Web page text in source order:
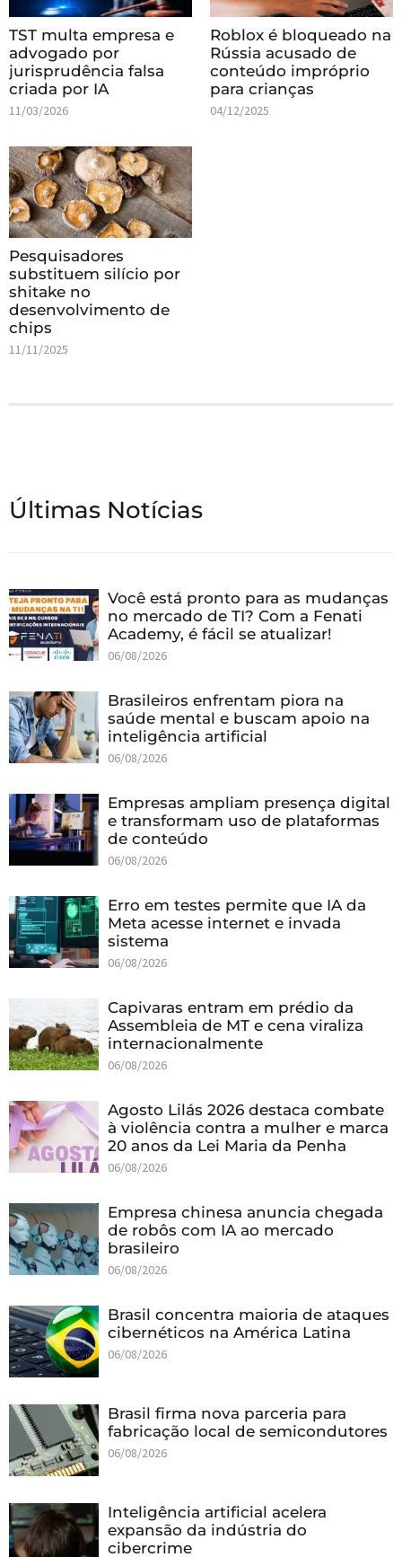
TST multa empresa e
advogado por
jurisprudência falsa
criada por IA
11/03/2026
Roblox é bloqueado na
Rússia acusado de
conteúdo impróprio
para crianças
04/12/2025
Pesquisadores
substituem silício por
shitake no
desenvolvimento de
chips
11/11/2025
Últimas Notícias
Você está pronto para as mudanças
no mercado de TI? Com a Fenati
Academy, é fácil se atualizar!
06/08/2026
Brasileiros enfrentam piora na
saúde mental e buscam apoio na
inteligência artificial
06/08/2026
Empresas ampliam presença digital
e transformam uso de plataformas
de conteúdo
06/08/2026
Erro em testes permite que IA da
Meta acesse internet e invada
sistema
06/08/2026
Capivaras entram em prédio da
Assembleia de MT e cena viraliza
internacionalmente
06/08/2026
Agosto Lilás 2026 destaca combate
à violência contra a mulher e marca
20 anos da Lei Maria da Penha
06/08/2026
Empresa chinesa anuncia chegada
de robôs com IA ao mercado
brasileiro
06/08/2026
Brasil concentra maioria de ataques
cibernéticos na América Latina
06/08/2026
Brasil firma nova parceria para
fabricação local de semicondutores
06/08/2026
Inteligência artificial acelera
expansão da indústria do
cibercrime